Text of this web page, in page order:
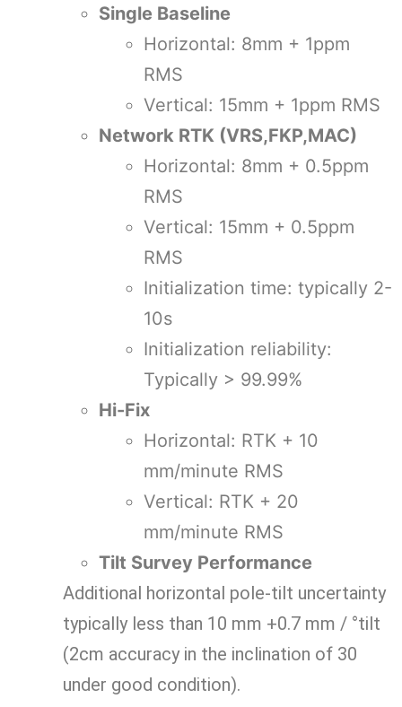
Single Baseline
Horizontal: 8mm + 1ppm
RMS
Vertical: 15mm + 1ppm RMS
Network RTK (VRS,FKP,MAC)
Horizontal: 8mm + 0.5ppm
RMS
Vertical: 15mm + 0.5ppm
RMS
Initialization time: typically 2-
10s
Initialization reliability:
Typically > 99.99%
Hi-Fix
Horizontal: RTK + 10
mm/minute RMS
Vertical: RTK + 20
mm/minute RMS
Tilt Survey Performance
Additional horizontal pole-tilt uncertainty
typically less than 10 mm +0.7 mm / °tilt
(2cm accuracy in the inclination of 30
under good condition).